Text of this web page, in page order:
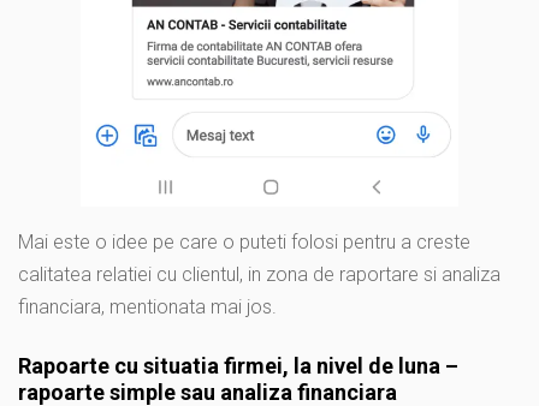
Mai este o idee pe care o puteti folosi pentru a creste
calitatea relatiei cu clientul, in zona de raportare si analiza
financiara, mentionata mai jos.
Rapoarte cu situatia firmei, la nivel de luna –
rapoarte simple sau analiza financiara